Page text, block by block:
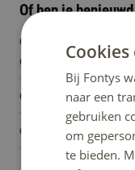
Of ben je
ons volledige
deeltijd
de
de
Bij Fontys
naar een
gebruiken
om
te bieden.